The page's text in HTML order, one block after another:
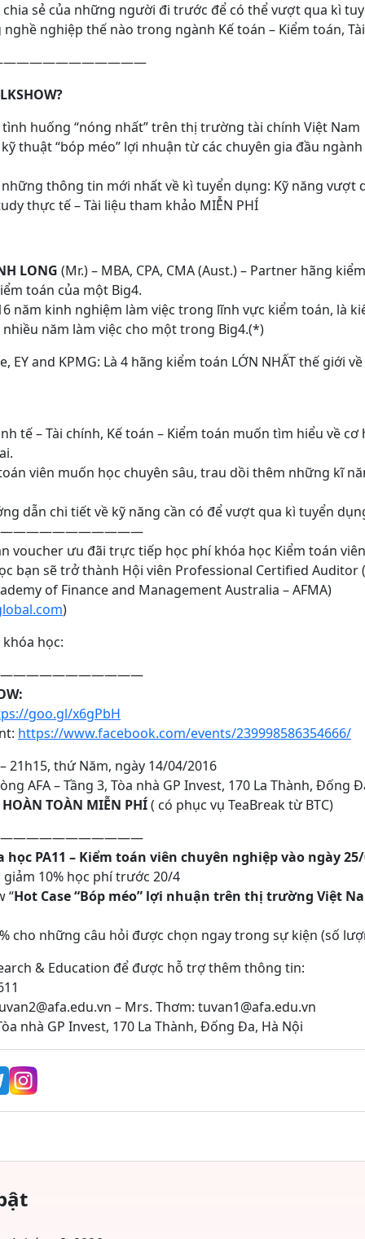
chia sẻ của những người đi trước để có thể vượt qua kì
nghiệp thế nào trong ngành Kế toán – Kiểm toán,
huống “nóng nhất” trên thị trường tài chính Việt Nam
thuật “bóp méo” lợi nhuận từ các chuyên gia đầu
những thông tin mới nhất về kì tuyển dụng: Kỹ năng vượt
thực tế – Tài liệu tham khảo MIỄN PHÍ
LONG (Mr.) – MBA, CPA, CMA (Aust.) – Partner hãng
toán của một Big4.
năm kinh nghiệm làm việc trong lĩnh vực kiểm toán, là
năm làm việc cho một trong Big4.(*)
EY and KPMG: Là 4 hãng kiểm toán LỚN NHẤT thế giới
tế – Tài chính, Kế toán – Kiểm toán muốn tìm hiểu về
viên muốn học chuyên sâu, trau dồi thêm những kĩ
dẫn chi tiết về kỹ năng cần có để vượt qua kì tuyển
voucher ưu đãi trực tiếp học phí khóa học Kiểm toán
bạn sẽ trở thành Hội viên Professional Certified Auditor
of Finance and Management Australia – AFMA)
)
học:
goo.gl/x6gPbH
https://www.facebook.com/events/239998586354666/
21h15, thứ Năm, ngày 14/04/2016
AFA – Tầng 3, Tòa nhà GP Invest, 170 La Thành, Đống
HOÀN TOÀN MIỄN PHÍ( có phục vụ TeaBreak từ BTC)
PA11 – Kiểm toán viên chuyên nghiệp vào ngày
10% học phí trước 20/4
“Hot Case “Bóp méo” lợi nhuận trên thị trường Việt
cho những câu hỏi được chọn ngay trong sự kiện (số
& Education để được hỗ trợ thêm thông tin:
– Mrs. Thơm: tuvan1@afa.edu.vn
nhà GP Invest, 170 La Thành, Đống Đa, Hà Nội